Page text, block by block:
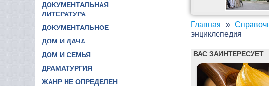
ДОКУМЕНТАЛЬНАЯ
ЛИТЕРАТУРА
ДОКУМЕНТАЛЬНОЕ
ДОМ И ДАЧА
ДОМ И СЕМЬЯ
ДРАМАТУРГИЯ
ЖАНР НЕ ОПРЕДЕЛЕН
Главная
энциклопедия